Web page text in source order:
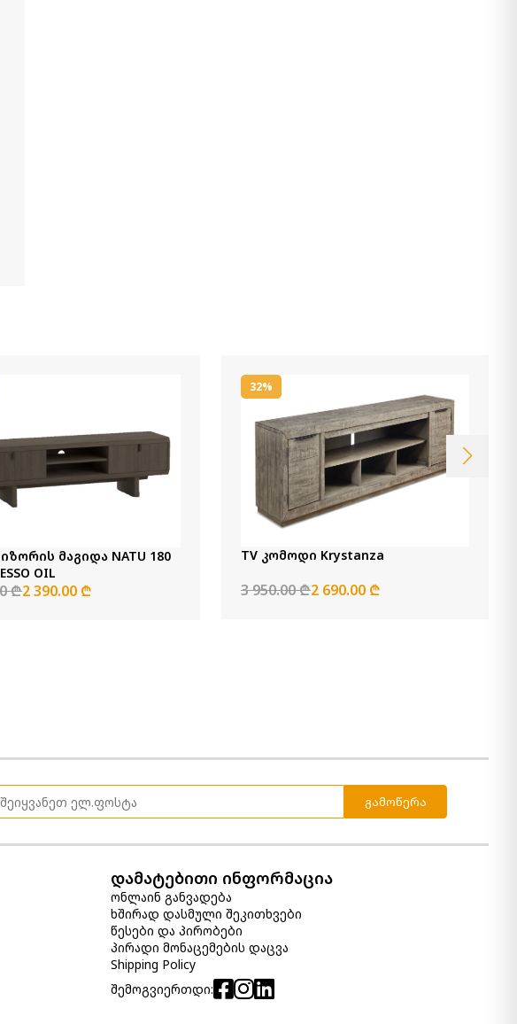
მაგიდა NATU 180
OIL
₾2 390.00 ₾
32%
TV კომოდი Krystanza
3 950.00 ₾2 690.00 ₾
გამოწერა
დამატებითი ინფორმაცია
ონლაინ განვადება
ხშირად დასმული შეკითხვები
წესები და პირობები
პირადი მონაცემების დაცვა
Shipping Policy
შემოგვიერთდი: